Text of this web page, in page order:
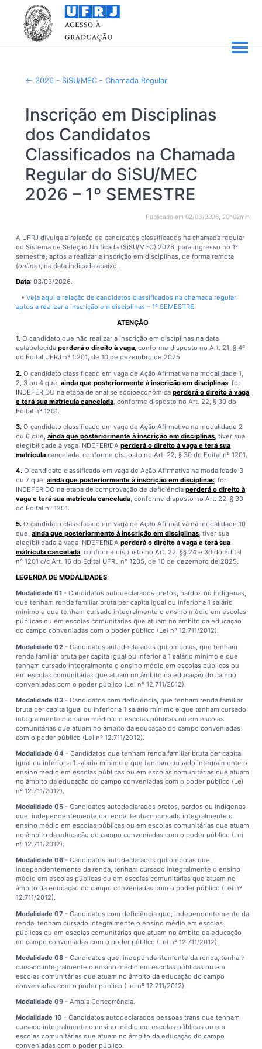
2026 - SiSU/MEC - Chamada Regular
Inscrição em Disciplinas
dos Candidatos
Classificados na Chamada
Regular do SiSU/MEC
2026 – 1º SEMESTRE
Publicado em 02/03/2026, 20h02min
A UFRJ divulga a relação de candidatos classificados na chamada regular
do Sistema de Seleção Unificada (SiSU/MEC) 2026, para ingresso no 1º
semestre, aptos a realizar a inscrição em disciplinas, de forma remota
(online), na data indicada abaixo.
Data: 03/03/2026.
•Veja aqui a relação de candidatos classificados na chamada regular
aptos a realizar a inscrição em disciplinas – 1º SEMESTRE.
ATENÇÃO
1. O candidato que não realizar a inscrição em disciplinas na data
estabelecidaperderá o direito à vaga, conforme disposto no Art. 21, § 4º
do Edital UFRJ nº 1.201, de 10 de dezembro de 2025.
2. O candidato classificado em vaga de Ação Afirmativa na modalidade 1,
2, 3 ou 4 que,ainda que posteriormente à inscrição em disciplinas , for
INDEFERIDO na etapa de análise socioeconômicaperderá o direito à vaga
e terá sua matrícula cancelada , conforme disposto no Art. 22, § 30 do
Edital nº 1201.
3. O candidato classificado em vaga de Ação Afirmativa na modalidade 2
ou 6 que,ainda que posteriormente à inscrição em disciplinas , tiver sua
elegibilidade à vaga INDEFERIDAperderá o direito à vaga e terá sua
matrícula cancelada, conforme disposto no Art. 22, § 30 do Edital nº 1201.
4. O candidato classificado em vaga de Ação Afirmativa na modalidade 3
ou 7 que,ainda que posteriormente à inscrição em disciplinas, for
INDEFERIDO na etapa de comprovação de deficiênciaperderá o direito à
vaga e terá sua matrícula cancelada, conforme disposto no Art. 22, § 30
do Edital nº 1201.
5. O candidato classificado em vaga de Ação Afirmativa na modalidade 10
que,ainda que posteriormente à inscrição em disciplinas, tiver sua
elegibilidade à vaga INDEFERIDAperderá o direito à vaga e terá sua
matrícula cancelada, conforme disposto no Art. 22, §§ 24 e 30 do Edital
nº 1201 c/c Art. 16 do Edital UFRJ nº 1205, de 10 de dezembro de 2025.
LEGENDA DE MODALIDADES:
Modalidade 01 - Candidatos autodeclarados pretos, pardos ou indígenas,
que tenham renda familiar bruta per capita igual ou inferior a 1 salário
mínimo e que tenham cursado integralmente o ensino médio em escolas
públicas ou em escolas comunitárias que atuam no âmbito da educação
do campo conveniadas com o poder público (Lei nº 12.711/2012).
Modalidade 02 - Candidatos autodeclarados quilombolas, que tenham
renda familiar bruta per capita igual ou inferior a 1 salário mínimo e que
tenham cursado integralmente o ensino médio em escolas públicas ou
em escolas comunitárias que atuam no âmbito da educação do campo
conveniadas com o poder público (Lei nº 12.711/2012).
Modalidade 03 - Candidatos com deficiência, que tenham renda familiar
bruta per capita igual ou inferior a 1 salário mínimo e que tenham cursado
integralmente o ensino médio em escolas públicas ou em escolas
comunitárias que atuam no âmbito da educação do campo conveniadas
com o poder público (Lei nº 12.711/2012).
Modalidade 04 - Candidatos que tenham renda familiar bruta per capita
igual ou inferior a 1 salário mínimo e que tenham cursado integralmente o
ensino médio em escolas públicas ou em escolas comunitárias que atuam
no âmbito da educação do campo conveniadas com o poder público (Lei
nº 12.711/2012).
Modalidade 05 - Candidatos autodeclarados pretos, pardos ou indígenas
que, independentemente da renda, tenham cursado integralmente o
ensino médio em escolas públicas ou em escolas comunitárias que atuam
no âmbito da educação do campo conveniadas com o poder público (Lei
nº 12.711/2012).
Modalidade 06 - Candidatos autodeclarados quilombolas que,
independentemente da renda, tenham cursado integralmente o ensino
médio em escolas públicas ou em escolas comunitárias que atuam no
âmbito da educação do campo conveniadas com o poder público (Lei nº
12.711/2012).
Modalidade 07 - Candidatos com deficiência que, independentemente da
renda, tenham cursado integralmente o ensino médio em escolas
públicas ou em escolas comunitárias que atuam no âmbito da educação
do campo conveniadas com o poder público (Lei nº 12.711/2012).
Modalidade 08 - Candidatos que, independentemente da renda, tenham
cursado integralmente o ensino médio em escolas públicas ou em
escolas comunitárias que atuam no âmbito da educação do campo
conveniadas com o poder público (Lei nº 12.711/2012).
Modalidade 09 - Ampla Concorrência.
Modalidade 10 - Candidatos autodeclarados pessoas trans que tenham
cursado integralmente o ensino médio em escolas públicas ou em
escolas comunitárias que atuam no âmbito da educação do campo
conveniadas com o poder público.